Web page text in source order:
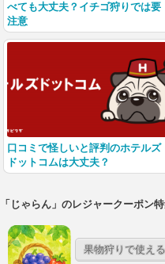
べても大丈夫？イチゴ狩りでは要
注意
口コミで怪しいと評判のホテルズ
ドットコムは大丈夫？
「じゃらん」のレジャークーポン
果物狩りで使え